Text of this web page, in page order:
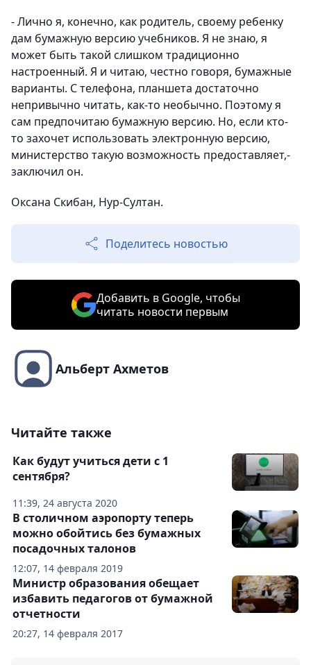
- Лично я, конечно, как родитель, своему ребенку
дам бумажную версию учебников. Я не знаю, я
может быть такой слишком традиционно
настроенный. Я и читаю, честно говоря, бумажные
варианты. С телефона, планшета достаточно
непривычно читать, как-то необычно. Поэтому я
сам предпочитаю бумажную версию. Но, если кто-
то захочет использовать электронную версию,
министерство такую возможность предоставляет,-
заключил он.
Оксана Скибан, Нур-Султан.
Поделитесь новостью
Добавить в Google, чтобы
читать новости первым
Альберт Ахметов
Читайте также
11:39, 24 августа 2020
Как будут учиться дети с 1
сентября?
12:07, 14 февраля 2019
В столичном аэропорту теперь
можно обойтись без бумажных
посадочных талонов
20:27, 14 февраля 2017
Министр образования обещает
избавить педагогов от бумажной
отчетности